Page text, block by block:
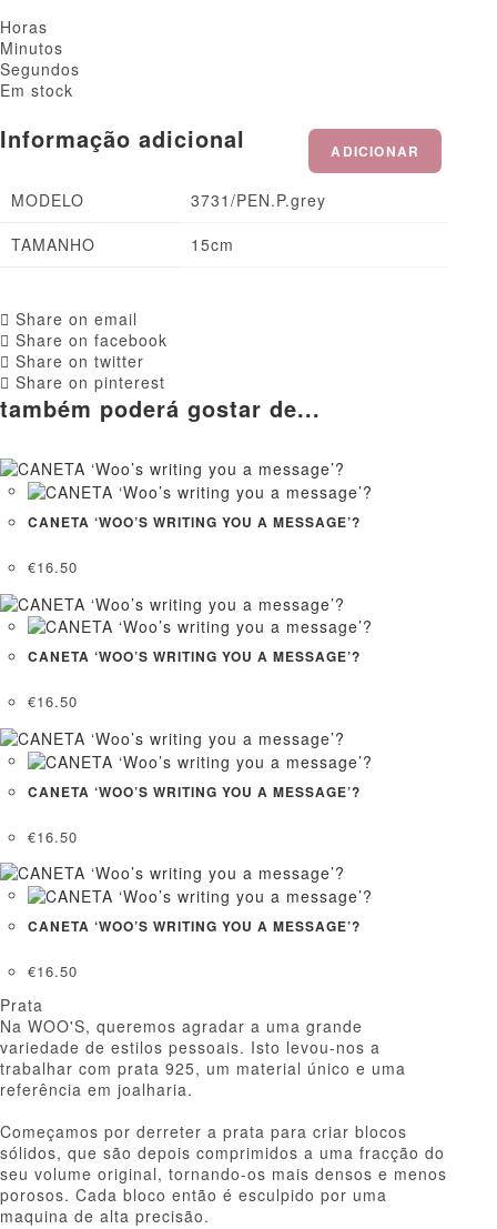
Horas
Minutos
Segundos
Em stock
ADICIONAR
Informação adicional
MODELO
3731/PEN.P.grey
TAMANHO
15cm
Share on email
Share on facebook
Share on twitter
Share on pinterest
também poderá gostar de...
CANETA ‘WOO’S WRITING YOU A MESSAGE’?
€16.50
CANETA ‘WOO’S WRITING YOU A MESSAGE’?
€16.50
CANETA ‘WOO’S WRITING YOU A MESSAGE’?
€16.50
CANETA ‘WOO’S WRITING YOU A MESSAGE’?
€16.50
Prata
Na WOO'S, queremos agradar a uma grande
variedade de estilos pessoais. Isto levou-nos a
trabalhar com prata 925, um material único e uma
referência em joalharia.
Começamos por derreter a prata para criar blocos
sólidos, que são depois comprimidos a uma fracção do
seu volume original, tornando-os mais densos e menos
porosos. Cada bloco então é esculpido por uma
maquina de alta precisão.